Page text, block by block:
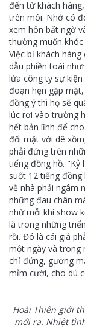
đến từ khách
trên môi. Nhớ có
xem hôn bất ngờ
thường muốn
Việc bị khách
dẫu phiền toái
lừa công ty sự
đoạn hẹn gặp
đồng ý thì họ sẽ
lúc rơi vào trường
hết bản lĩnh để
đối mặt với dê
phải đứng trên
tiếng đồng hồ. "Kỷ
suốt 12 tiếng
về nhà phải ngâm
những đau chân
nhừ mỗi khi show
là trong những
rồi. Đó là cái giá
một ngày và trong
chỉ đứng, gương
mỉm cười, cho dù
Hoài Thiên giới
mới ra. Nhiệt